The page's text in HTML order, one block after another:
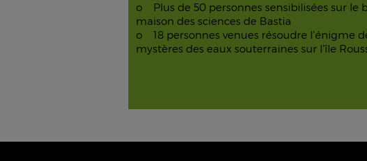
o Plus de 50 personnes sensibilisées sur le
maison des sciences de Bastia
o 18 personnes venues résoudre l’énigme
mystères des eaux souterraines sur l’île